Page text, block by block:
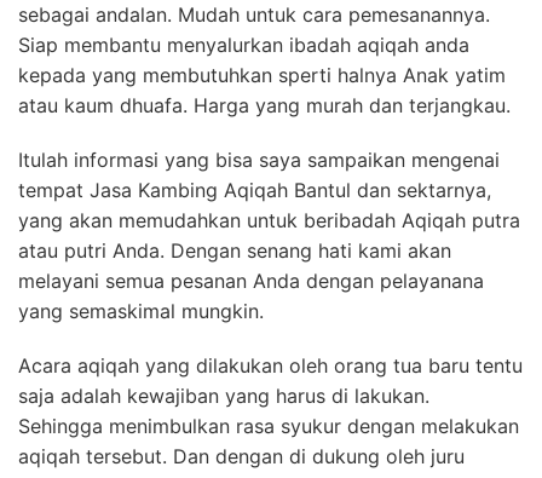
sebagai andalan. Mudah untuk cara pemesanannya.
Siap membantu menyalurkan ibadah aqiqah anda
kepada yang membutuhkan sperti halnya Anak yatim
atau kaum dhuafa. Harga yang murah dan terjangkau.
Itulah informasi yang bisa saya sampaikan mengenai
tempat Jasa Kambing Aqiqah Bantul dan sektarnya,
yang akan memudahkan untuk beribadah Aqiqah putra
atau putri Anda. Dengan senang hati kami akan
melayani semua pesanan Anda dengan pelayanana
yang semaskimal mungkin.
Acara aqiqah yang dilakukan oleh orang tua baru tentu
saja adalah kewajiban yang harus di lakukan.
Sehingga menimbulkan rasa syukur dengan melakukan
aqiqah tersebut. Dan dengan di dukung oleh juru